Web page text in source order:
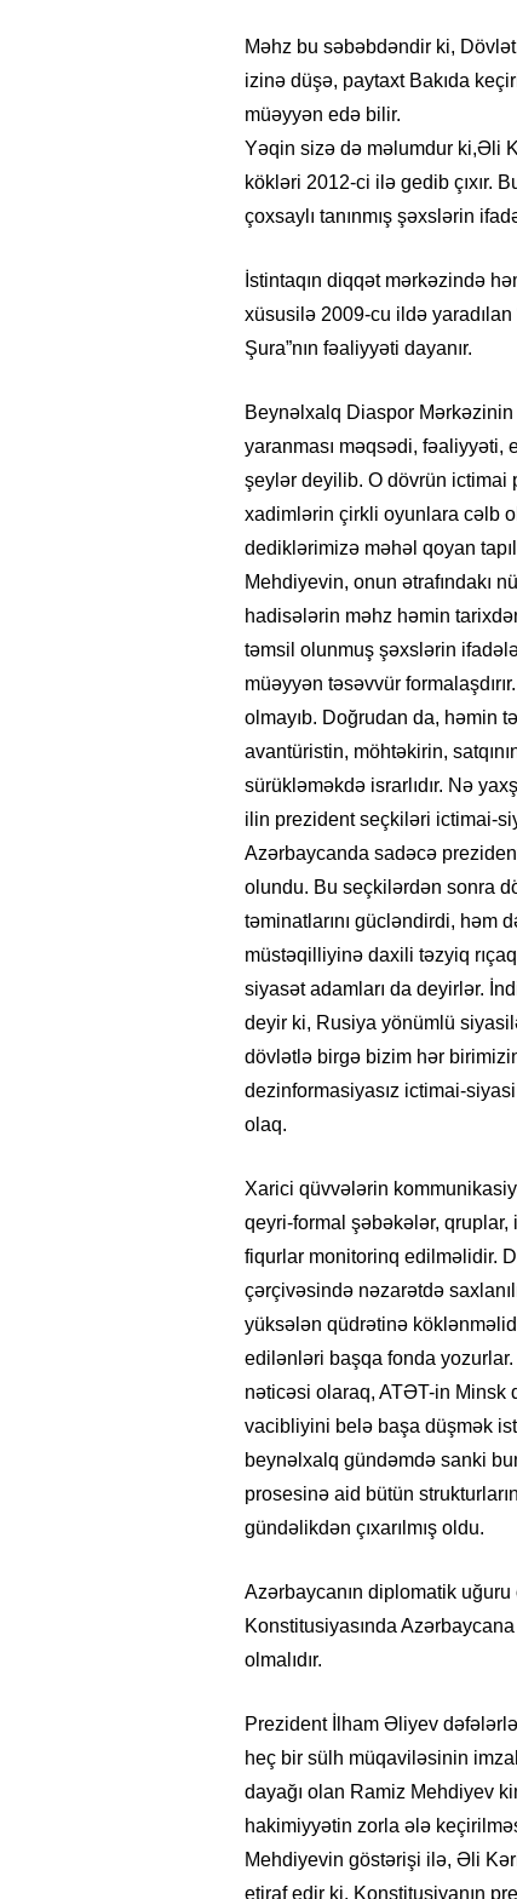
Məhz bu səbəbdəndir ki,
izinə düşə, paytaxt Bakıda
müəyyən edə bilir.
Yəqin sizə də məlumdur ki,Əli
kökləri 2012-ci ilə gedib çıxır.
çoxsaylı tanınmış şəxslərin
İstintaqın diqqət mərkəzində
xüsusilə 2009-cu ildə
Şura”nın fəaliyyəti dayanır.
Beynəlxalq Diaspor
yaranması məqsədi, fəaliyyəti,
şeylər deyilib. O dövrün ictimai
xadimlərin çirkli oyunlara cəlb
dediklərimizə məhəl qoyan
Mehdiyevin, onun ətrafındakı
hadisələrin məhz həmin
təmsil olunmuş şəxslərin
müəyyən təsəvvür
olmayıb. Doğrudan da, həmin
avantüristin, möhtəkirin,
sürükləməkdə israrlıdır. Nə
ilin prezident seçkiləri ictimai-
Azərbaycanda sadəcə
olundu. Bu seçkilərdən sonra
təminatlarını gücləndirdi, həm
müstəqilliyinə daxili təzyiq
siyasət adamları da deyirlər.
deyir ki, Rusiya yönümlü
dövlətlə birgə bizim hər
dezinformasiyasız ictimai-
olaq.
Xarici qüvvələrin
qeyri-formal şəbəkələr,
fiqurlar monitorinq edilməlidir.
çərçivəsində nəzarətdə
yüksələn qüdrətinə
edilənləri başqa fonda
nəticəsi olaraq, ATƏT-in Minsk
vacibliyini belə başa düşmək
beynəlxalq gündəmdə sanki
prosesinə aid bütün
gündəlikdən çıxarılmış oldu.
Azərbaycanın diplomatik
Konstitusiyasında Azərbaycana
olmalıdır.
Prezident İlham Əliyev
heç bir sülh müqaviləsinin
dayağı olan Ramiz Mehdiyev
hakimiyyətin zorla ələ
Mehdiyevin göstərişi ilə, Əli
etiraf edir ki, Konstitusiyanın
onların çirkin oyununu
14.05.2026
“ABŞ və Qərb Çinin
istəmir”- VİDEO